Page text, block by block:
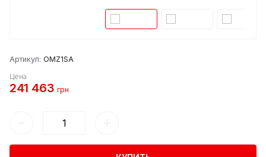
Артикул: OMZ1SA
Цена
241 463 грн